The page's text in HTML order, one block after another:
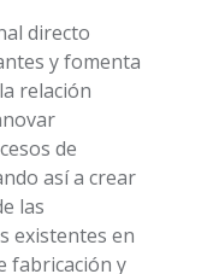
directo
y fomenta
relación
de
así a crear
las
existentes en
fabricación y